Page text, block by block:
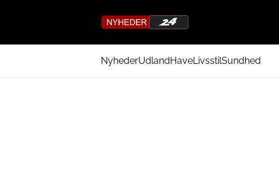
NyhederUdlandHaveLivsstilSundhed